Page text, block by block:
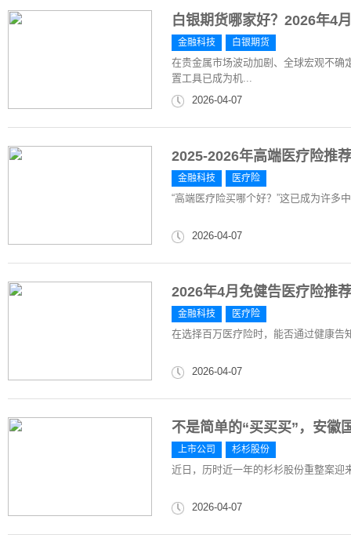
白银期货哪家好？2026年4
金融科技 白银期货
在贵金属市场波动加剧、全球宏观不确
置工具已成为机...
2026-04-07
2025-2026年高端医疗险推
金融科技 医疗险
“高端医疗险买哪个好？”这已成为许多
2026-04-07
2026年4月免健告医疗险推
金融科技 医疗险
在选择百万医疗险时，能否通过健康告
2026-04-07
不是简单的“买买买”，安徽
上市公司 杉杉股份
近日，历时近一年的杉杉股份重整案迎
2026-04-07